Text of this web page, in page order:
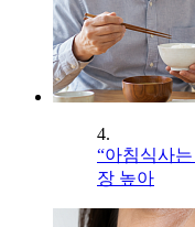
4.
“아침식사
장 높아